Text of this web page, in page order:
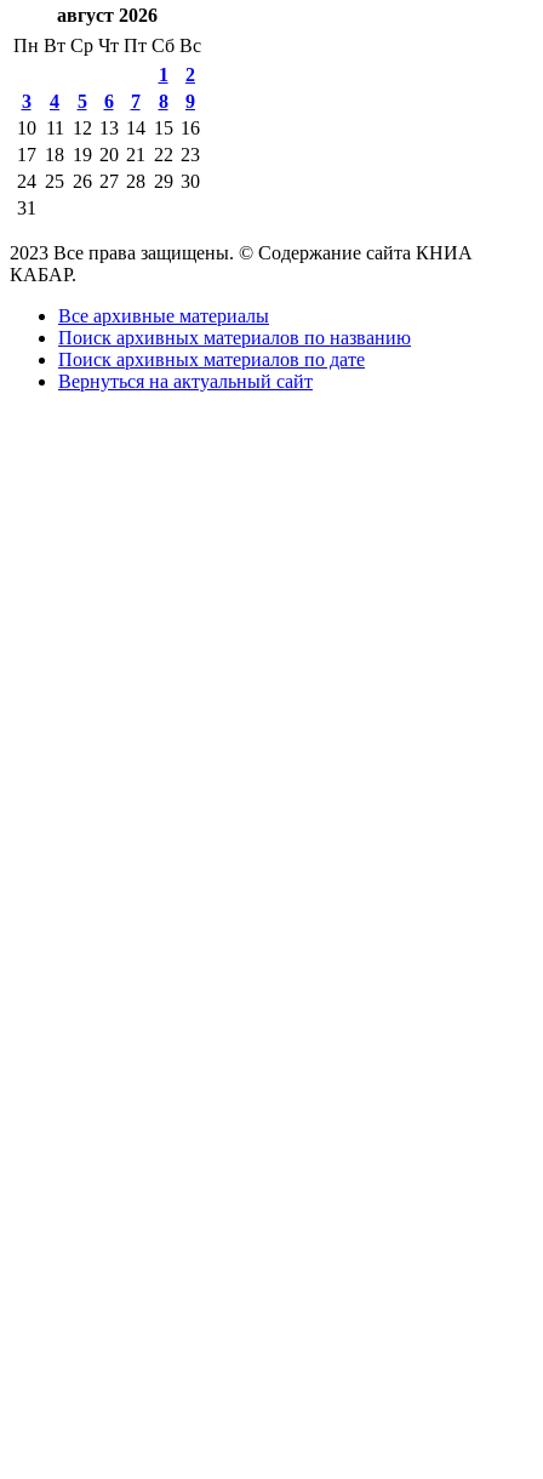
август 2026
Пн Вт Ср Чт Пт Сб Вс
1
2
3
4 5 6 7 8
9
10 11 12 13 14 15 16
17 18 19 20 21 22 23
24 25 26 27 28 29 30
31
2023 Все права защищены. © Содержание сайта КНИА
КАБАР.
Все архивные материалы
Поиск архивных материалов по названию
Поиск архивных материалов по дате
Вернуться на актуальный сайт